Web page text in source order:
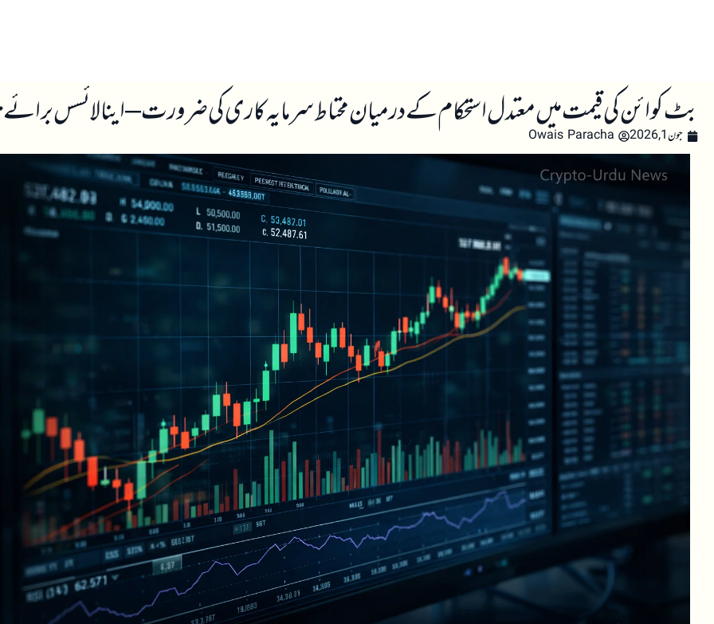
بٹ کوائن کی قیمت میں معتدل استحکام کے درمیان محتاط سرمایہ کاری کی ضرورت – اینالائسس برائے تاریخ
جون 1, 2026 Owais Paracha